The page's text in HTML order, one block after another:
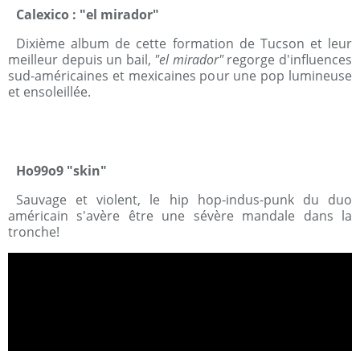
Calexico : "el mirador"
Dixième album de cette formation de Tucson et leur
meilleur depuis un bail, "el mirador"regorge d'influences
sud-américaines et mexicaines pour une pop lumineuse
et ensoleillée.
Ho99o9 "skin"
Sauvage et violent, le hip hop-indus-punk du duo
américain s'avère être une sévère mandale dans la
tronche!